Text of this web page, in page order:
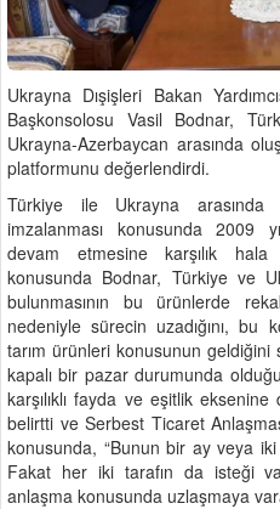
Ukrayna Dışişleri Bakan
Başkonsolosu Vasil Bodnar,
Ukrayna-Azerbaycan arasında
platformunu değerlendirdi.
Türkiye ile Ukrayna arasında
imzalanması konusunda 2009
devam etmesine karşılık hala
konusunda Bodnar, Türkiye ve
bulunmasının bu ürünlerde
nedeniyle sürecin uzadığını, bu
tarım ürünleri konusunun
kapalı bir pazar durumunda
karşılıklı fayda ve eşitlik
belirtti ve Serbest Ticaret
konusunda, “Bunun bir ay veya
Fakat her iki tarafın da isteği
anlaşma konusunda uzlaşmaya